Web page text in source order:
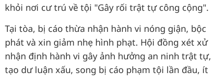
khỏi nơi cư trú về tội "Gây rối trật tự công cộng".
Tại tòa, bị cáo thừa nhận hành vi nóng giận, bộc
phát và xin giảm nhẹ hình phạt. Hội đồng xét xử
nhận định hành vi gây ảnh hưởng an ninh trật tự,
tạo dư luận xấu, song bị cáo phạm tội lần đầu, ít